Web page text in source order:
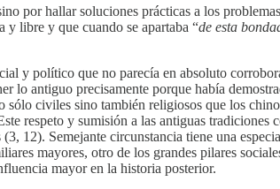
por hallar soluciones prácticas a los
libre y que cuando se apartaba “de esta
y político que no parecía en absoluto
antiguo precisamente porque había
civiles sino también religiosos que los
respeto y sumisión a las antiguas tradiciones
12). Semejante circunstancia tiene una
mayores, otro de los grandes pilares
mayor en la historia posterior.